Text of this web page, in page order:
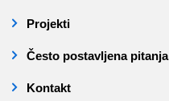
Projekti
Često postavljena pitanja
Kontakt